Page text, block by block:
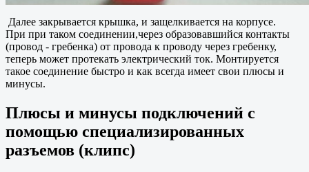
Далее закрывается крышка, и защелкивается на корпусе.
При при таком соединении,через образовавшийся контакты
(провод - гребенка) от провода к проводу через гребенку,
теперь может протекать электрический ток. Монтируется
такое соединение быстро и как всегда имеет свои плюсы и
минусы.
Плюсы и минусы подключений с
помощью специализированных
разъемов (клипс)